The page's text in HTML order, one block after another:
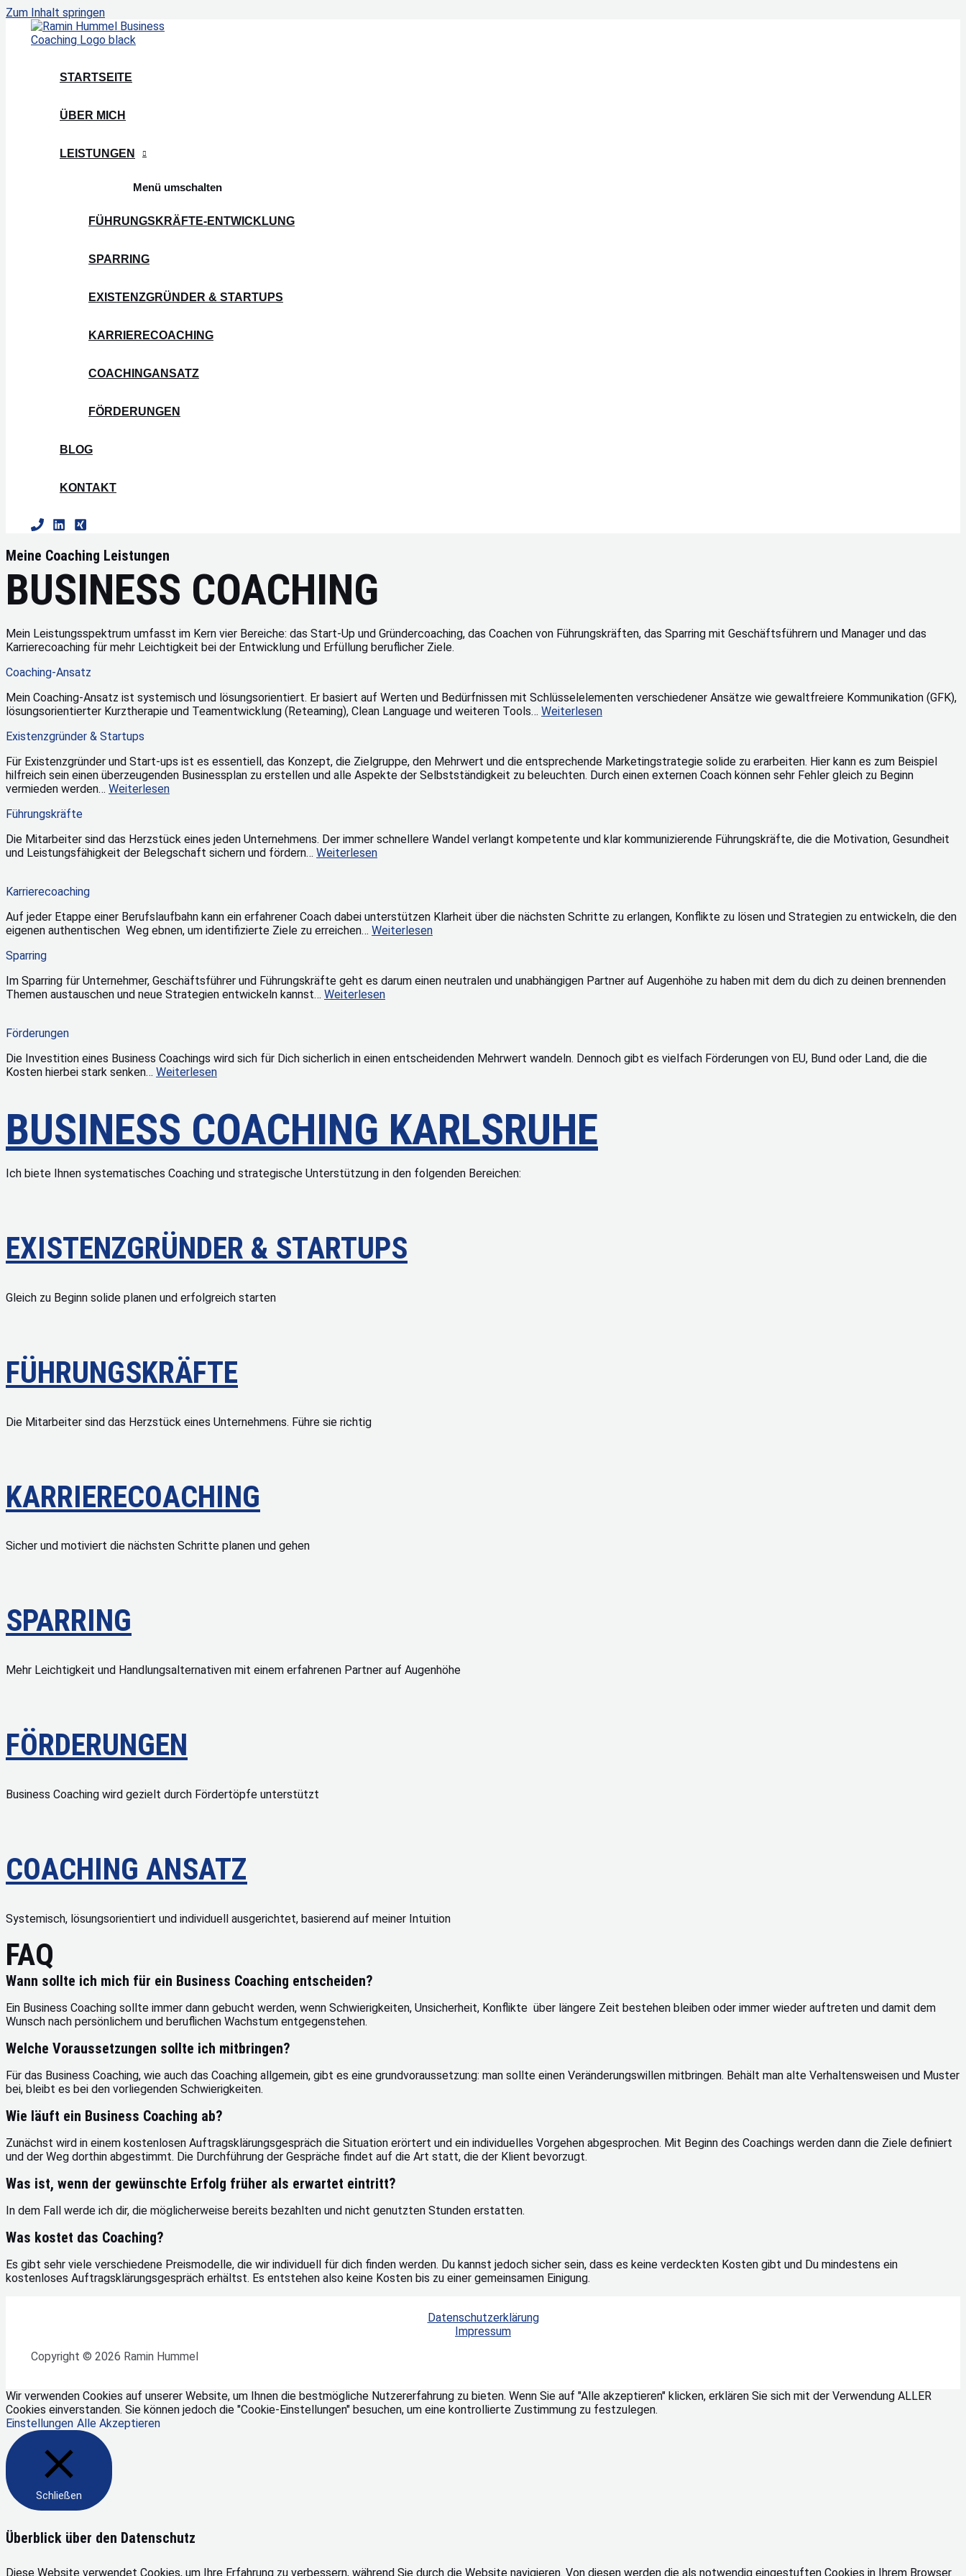
Zum Inhalt springen
STARTSEITE
ÜBER MICH
LEISTUNGEN
Menü umschalten
FÜHRUNGSKRÄFTE-ENTWICKLUNG
SPARRING
EXISTENZGRÜNDER & STARTUPS
KARRIERECOACHING
COACHINGANSATZ
FÖRDERUNGEN
BLOG
KONTAKT
Meine Coaching Leistungen
BUSINESS COACHING
Mein Leistungsspektrum umfasst im Kern vier Bereiche: das Start-Up und Gründercoaching, das Coachen von Führungskräften, das Sparring mit Geschäftsführern und Manager und das
Karrierecoaching für mehr Leichtigkeit bei der Entwicklung und Erfüllung beruflicher Ziele.
Coaching-Ansatz
Mein Coaching-Ansatz ist systemisch und lösungsorientiert. Er basiert auf Werten und Bedürfnissen mit Schlüsselelementen verschiedener Ansätze wie gewaltfreiere Kommunikation (GFK),
lösungsorientierter Kurztherapie und Teamentwicklung (Reteaming), Clean Language und weiteren Tools… Weiterlesen
Existenzgründer & Startups
Für Existenzgründer und Start-ups ist es essentiell, das Konzept, die Zielgruppe, den Mehrwert und die entsprechende Marketingstrategie solide zu erarbeiten. Hier kann es zum Beispiel
hilfreich sein einen überzeugenden Businessplan zu erstellen und alle Aspekte der Selbstständigkeit zu beleuchten. Durch einen externen Coach können sehr Fehler gleich zu Beginn
vermieden werden… Weiterlesen
Führungskräfte
Die Mitarbeiter sind das Herzstück eines jeden Unternehmens. Der immer schnellere Wandel verlangt kompetente und klar kommunizierende Führungskräfte, die die Motivation, Gesundheit
und Leistungsfähigkeit der Belegschaft sichern und fördern… Weiterlesen
Karrierecoaching
Auf jeder Etappe einer Berufslaufbahn kann ein erfahrener Coach dabei unterstützen Klarheit über die nächsten Schritte zu erlangen, Konflikte zu lösen und Strategien zu entwickeln, die den
eigenen authentischen Weg ebnen, um identifizierte Ziele zu erreichen… Weiterlesen
Sparring
Im Sparring für Unternehmer, Geschäftsführer und Führungskräfte geht es darum einen neutralen und unabhängigen Partner auf Augenhöhe zu haben mit dem du dich zu deinen brennenden
Themen austauschen und neue Strategien entwickeln kannst… Weiterlesen
Förderungen
Die Investition eines Business Coachings wird sich für Dich sicherlich in einen entscheidenden Mehrwert wandeln. Dennoch gibt es vielfach Förderungen von EU, Bund oder Land, die die
Kosten hierbei stark senken… Weiterlesen
BUSINESS COACHING KARLSRUHE
Ich biete Ihnen systematisches Coaching und strategische Unterstützung in den folgenden Bereichen:
EXISTENZGRÜNDER & STARTUPS
Gleich zu Beginn solide planen und erfolgreich starten
FÜHRUNGSKRÄFTE
Die Mitarbeiter sind das Herzstück eines Unternehmens. Führe sie richtig
KARRIERECOACHING
Sicher und motiviert die nächsten Schritte planen und gehen
SPARRING
Mehr Leichtigkeit und Handlungsalternativen mit einem erfahrenen Partner auf Augenhöhe
FÖRDERUNGEN
Business Coaching wird gezielt durch Fördertöpfe unterstützt
COACHING ANSATZ
Systemisch, lösungsorientiert und individuell ausgerichtet, basierend auf meiner Intuition
FAQ
Wann sollte ich mich für ein Business Coaching entscheiden?
Ein Business Coaching sollte immer dann gebucht werden, wenn Schwierigkeiten, Unsicherheit, Konflikte über längere Zeit bestehen bleiben oder immer wieder auftreten und damit dem
Wunsch nach persönlichem und beruflichen Wachstum entgegenstehen.
Welche Voraussetzungen sollte ich mitbringen?
Für das Business Coaching, wie auch das Coaching allgemein, gibt es eine grundvoraussetzung: man sollte einen Veränderungswillen mitbringen. Behält man alte Verhaltensweisen und Muster
bei, bleibt es bei den vorliegenden Schwierigkeiten.
Wie läuft ein Business Coaching ab?
Zunächst wird in einem kostenlosen Auftragsklärungsgespräch die Situation erörtert und ein individuelles Vorgehen abgesprochen. Mit Beginn des Coachings werden dann die Ziele definiert
und der Weg dorthin abgestimmt. Die Durchführung der Gespräche findet auf die Art statt, die der Klient bevorzugt.
Was ist, wenn der gewünschte Erfolg früher als erwartet eintritt?
In dem Fall werde ich dir, die möglicherweise bereits bezahlten und nicht genutzten Stunden erstatten.
Was kostet das Coaching?
Es gibt sehr viele verschiedene Preismodelle, die wir individuell für dich finden werden. Du kannst jedoch sicher sein, dass es keine verdeckten Kosten gibt und Du mindestens ein
kostenloses Auftragsklärungsgespräch erhältst. Es entstehen also keine Kosten bis zu einer gemeinsamen Einigung.
Datenschutzerklärung
Impressum
Copyright © 2026 Ramin Hummel
Wir verwenden Cookies auf unserer Website, um Ihnen die bestmögliche Nutzererfahrung zu bieten. Wenn Sie auf "Alle akzeptieren" klicken, erklären Sie sich mit der Verwendung ALLER
Cookies einverstanden. Sie können jedoch die "Cookie-Einstellungen" besuchen, um eine kontrollierte Zustimmung zu festzulegen.
Einstellungen Alle Akzeptieren
Schließen
Überblick über den Datenschutz
Diese Website verwendet Cookies, um Ihre Erfahrung zu verbessern, während Sie durch die Website navigieren. Von diesen werden die als notwendig eingestuften Cookies in Ihrem Browser